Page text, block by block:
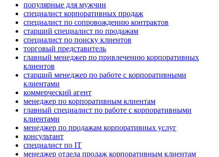
популярные для мужчин
специалист корпоративных продаж
специалист по сопровождению контрактов
старший специалист по продажам
специалист по поиску клиентов
торговый представитель
главный менеджер по привлечению корпоративных
клиентов
старший менеджер по работе с корпоративными
клиентами
коммерческий агент
менеджер по корпоративным клиентам
главный специалист по работе с корпоративными
клиентами
менеджер по продажам корпоративных услуг
консультант
специалист по IT
менеджер отдела продаж корпоративным клиентам